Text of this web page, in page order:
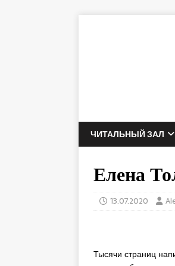
ЧИТАЛЬНЫЙ ЗАЛ
Елена
13.07.2020
Тысячи страниц